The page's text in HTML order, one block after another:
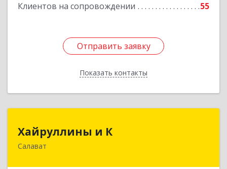
Клиентов на сопровождении 55
Отправить заявку
Показать контакты
Отправить заявку
Назад
Хайруллины и К
Салават